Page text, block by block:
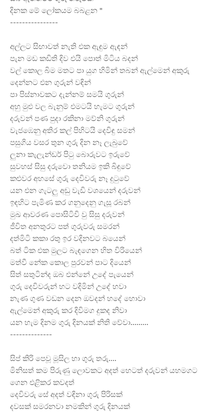
දිනක මේ ලෝකයම බබළන "
----------------
අල්ලට සිඟාවත් නැති එක ඇඳුම ඇඳන්
පැන මඩ කඩිති දිව එයි පොත් මිටිය බදන්
වල් කොල බිම මතට පා යුග හිමින් තබන් ඇල්මෙන් අකුරු
දෙන්නට එන ගුරුන් වඳින්
පා පිස්නාවකට දැන්නම් සමයි ගුරුන්
අහු මුළු වල බැනුම් එමටයි හැමට ගුරුන්
දරුවන් පණ පුදා රකිනා මව්නි ගුරුන්
වැජඹෙනු අතිර කල් පිහිටයි දෙවිඳු සමන්
පසුගිය වසර තුන ගුරු දින නෑ ලැබුවේ
ලුනා කැලැන්ඩර් පිටු බොරුවට ඉරුවේ
සුවහස් සිසු දරුවො තනියම ඉකි බිඳුවේ
කළුවර අහසේ ගුරු දෙවිවරු නෑ දුටුවේ
යන එන ගැටලු අඩු වැඩි වශයෙන් දරුවන්
ඉඳහිට පැමිණ කර ගනුදෙනු ගැසූ රබන්
මුඛ ආවරණ පොසිටිවි වු සිසු දරුවන්
ජීවිත අනතුරට පත් ගුරුවරු සමරන්
දත්මිටි කකා රතු ඉර වදිනවට බයෙන්
බත් ටික එක මුලට බැඳගෙන හිත විරියෙන්
මත්වී නේක කොල පුරවන් පාට දියෙන්
සිත් සතුටින්ද ඔබ එන්නේ උදේ පැයෙන්
ගුරු දෙවිවරුන් හට වදිමින් උදේ හවා
නැණ ගුණ වඩන දෙන ඔවදන් හදේ හොවා
ඇල්මෙන් අකුරු කර දිවිමග දුකද නිවා
යන හැම දිනම ගුරු දිනයක් නිති වේවා.........
--------------
සිප් කිරි පෙවූ මූසිල හා ගුරු තරු....
මිනිසත් කම පිරුණු ලොවකට අදත් හෙටත් දරුවන් යහමගට
ගෙන එළිකර කවදත්
දෙවිවරු සේ අදත් වඳිනා ගුරු පිරිසක්
දවසක් සමරනවා නමකින් ගුරු දිනයක්